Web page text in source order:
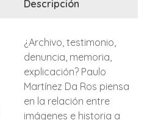
Descripción
¿Archivo, testimonio,
denuncia, memoria,
explicación? Paulo
Martínez Da Ros piensa
en la relación entre
imágenes e historia a